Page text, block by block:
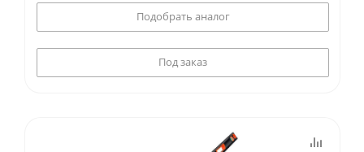
Подобрать аналог
Под заказ